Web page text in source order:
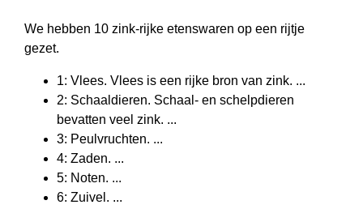
We hebben 10 zink-rijke etenswaren op een rijtje
gezet.
1: Vlees. Vlees is een rijke bron van zink. ...
2: Schaaldieren. Schaal- en schelpdieren
bevatten veel zink. ...
3: Peulvruchten. ...
4: Zaden. ...
5: Noten. ...
6: Zuivel. ...